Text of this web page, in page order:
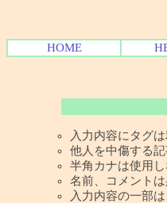
HOME
入力内容にタグは
他人を中傷する
半角カナは使用
名前、コメント
入力内容の一部